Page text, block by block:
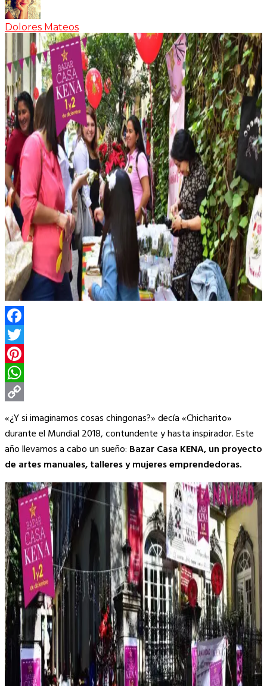
Dolores Mateos
Facebook
Twitter
Pinterest
WhatsApp
Copy
Link
«¿Y si imaginamos cosas chingonas?» decía «Chicharito»
durante el Mundial 2018, contundente y hasta inspirador. Este
año llevamos a cabo un sueño: Bazar Casa KENA, un proyecto
de artes manuales, talleres y mujeres emprendedoras.